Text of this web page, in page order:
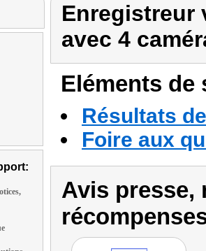
Enregistreur
avec 4
Eléments
Résultats
Foire aux
Avis presse,